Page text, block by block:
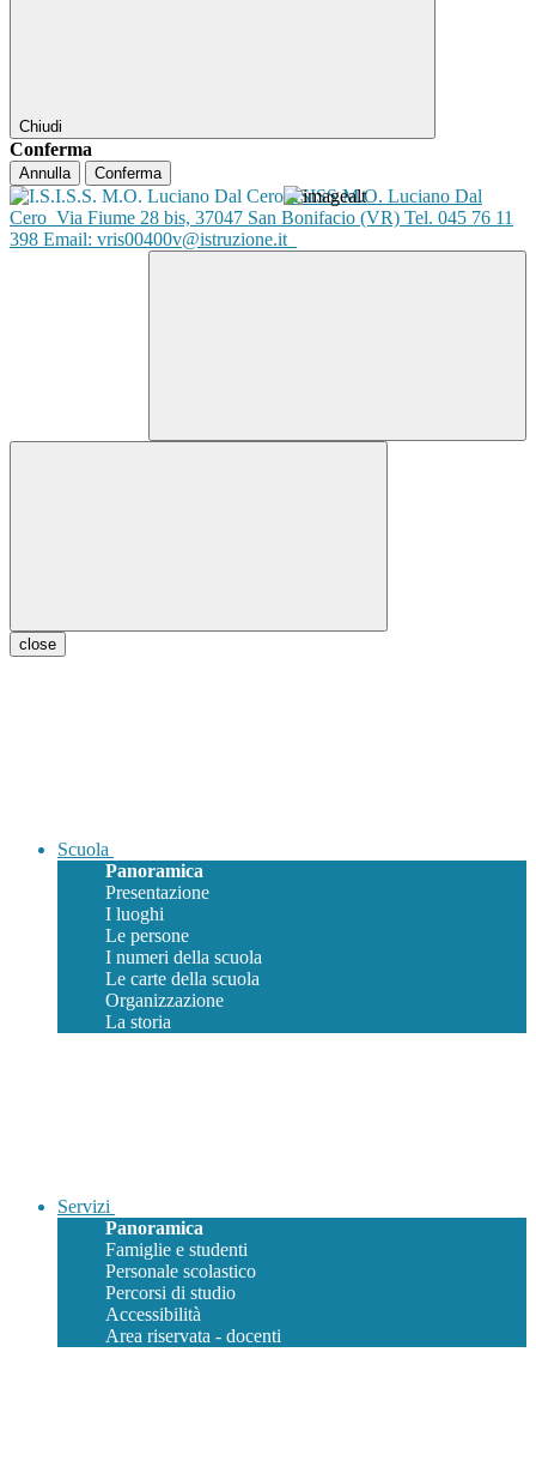
Chiudi
Conferma
Annulla Conferma
ISISS M.O. Luciano Dal
Cero Via Fiume 28 bis, 37047 San Bonifacio (VR) Tel. 045 76 11
398 Email: vris00400v@istruzione.it
close
Scuola
Panoramica
Presentazione
I luoghi
Le persone
I numeri della scuola
Le carte della scuola
Organizzazione
La storia
Servizi
Panoramica
Famiglie e studenti
Personale scolastico
Percorsi di studio
Accessibilità
Area riservata - docenti